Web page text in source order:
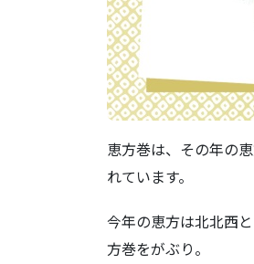
恵方巻は、その年の
れています。
今年の恵方は北北西
方巻をがぶり。